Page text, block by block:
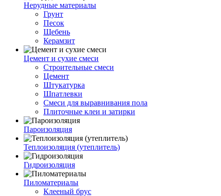
Нерудные материалы
Грунт
Песок
Щебень
Керамзит
Цемент и сухие смеси
Строительные смеси
Цемент
Штукатурка
Шпатлевки
Смеси для выравнивания пола
Плиточные клеи и затирки
Пароизоляция
Теплоизоляция (утеплитель)
Гидроизоляция
Пиломатериалы
Клееный брус